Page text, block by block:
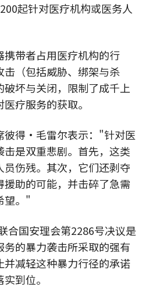
起针对医疗机构或医务人
带者占用医疗机构的行
击（包括威胁、绑架与杀
坏与关闭，限制了成千上
疗服务的获取。
彼得•毛雷尔表示："针对医
是双重悲剧。首先，这类
伤残。其次，它们还剥夺
助的可能，并击碎了急需
望。"
合国安理会第2286号决议是
的暴力袭击所采取的强有
减轻这种暴力行径的承诺
到位。